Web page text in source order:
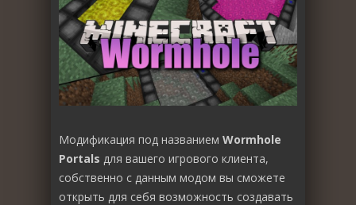
Модификация под названием Wormhole
Portals для вашего игрового клиента,
собственно с данным модом вы сможете
открыть для себя возможность создавать